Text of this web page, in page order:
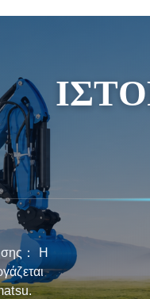
παράδοση και
： Η